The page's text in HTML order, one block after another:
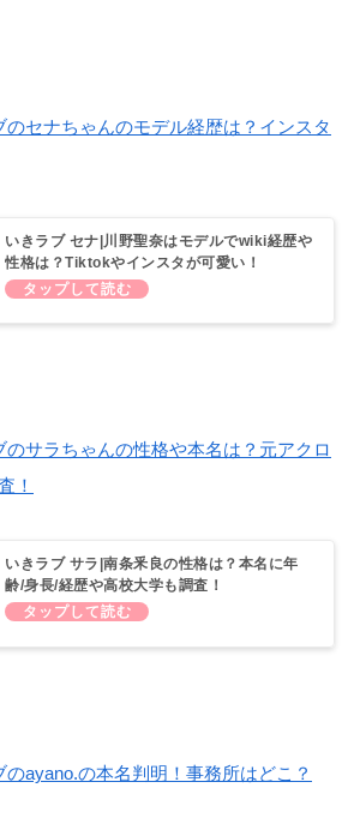
のセナちゃんのモデル経歴は？インスタ
いきラブ セナ|川野聖奈はモデルでwiki経歴や
性格は？Tiktokやインスタが可愛い！
のサラちゃんの性格や本名は？元アクロ
！
いきラブ サラ|南条釆良の性格は？本名に年
齢/身長/経歴や高校大学も調査！
のayano.の本名判明！事務所はどこ？